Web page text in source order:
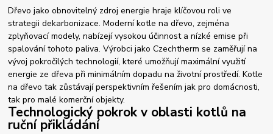
Dřevo jako obnovitelný zdroj energie hraje klíčovou roli ve
strategii dekarbonizace. Moderní kotle na dřevo, zejména
zplyňovací modely, nabízejí vysokou účinnost a nízké emise při
spalování tohoto paliva. Výrobci jako Czechtherm se zaměřují na
vývoj pokročilých technologií, které umožňují maximální využití
energie ze dřeva při minimálním dopadu na životní prostředí. Kotle
na dřevo tak zůstávají perspektivním řešením jak pro domácnosti,
tak pro malé komerční objekty.
Technologický pokrok v oblasti kotlů na
ruční přikládání